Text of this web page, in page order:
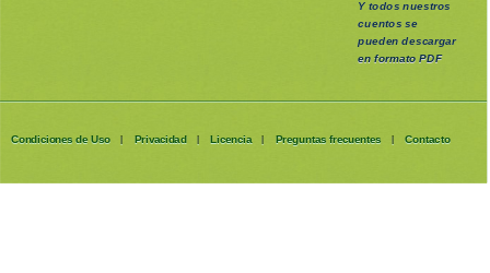
Y todos nuestros
cuentos se
puedendescargar
en formato PDF
Condiciones de Uso | Privacidad | Licencia | Preguntas frecuentes | Contacto